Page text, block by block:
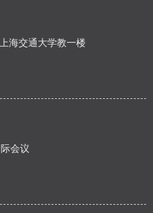
海交通大学教一楼
会议